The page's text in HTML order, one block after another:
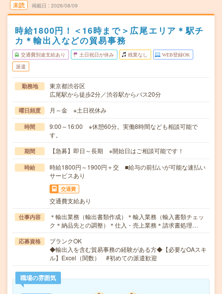
未読 掲載日 2026/08/09
時給1800円！＜16時まで＞広尾エリア＊駅チ
カ＊輸出入などの貿易事務
交通費別途支給あり 土日祝日が休み 残業なし WEB登録OK
派遣
勤務地
東京都渋谷区
広尾駅から徒歩2分／渋谷駅からバス20分
曜日頻度 月～金 ※土日祝休み
時間
9:00～16:00 ※休憩60分。実働8時間なども相談可能で
す。
期間 【急募】即日～長期 ※開始日はご相談可能です！
時給
時給1800円～1900円＋交 ■給与の前払いが可能な速払い
サービスあり
交通費
交通費支給あり
仕事内容
＊輸出業務（輸出書類作成）＊輸入業務（輸入書類チェッ
ク＊納品先との調整）＊仕入・売上業務＊請求書処理…
応募資格
ブランクOK
◆輸出入を含む貿易事務の経験がある方◆【必要なOAスキ
ル】Excel（関数） #初めての派遣歓迎
職場の雰囲気